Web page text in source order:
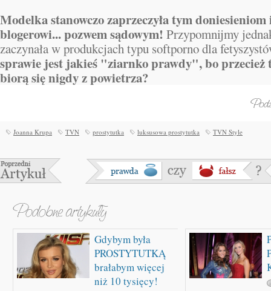
Modelka stanowczo zaprzeczyła tym doniesieniom
blogerowi... pozwem sądowym! Przypomnijmy
zaczynała w produkcjach typu softporno dla
sprawie jest jakieś "ziarnko prawdy", bo
biorą się nigdy z powietrza?
Joanna Krupa TVN prostytutka luksusowa prostytutka TVN Style
Gdybym była
PROSTYTUTKĄ
brałabym więcej
niż 10 tysięcy!